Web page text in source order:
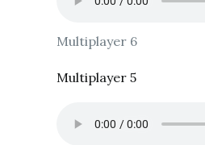
Multiplayer 6
Multiplayer 5